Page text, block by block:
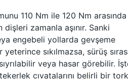
110 Nm ile 120 Nm arasında
dişleri zamanla aşınır. Sanki
engebeli yollarda gevşeme
sıkılmazsa, sürüş
veya hasar görebilir.
cıvatalarını belirli bir